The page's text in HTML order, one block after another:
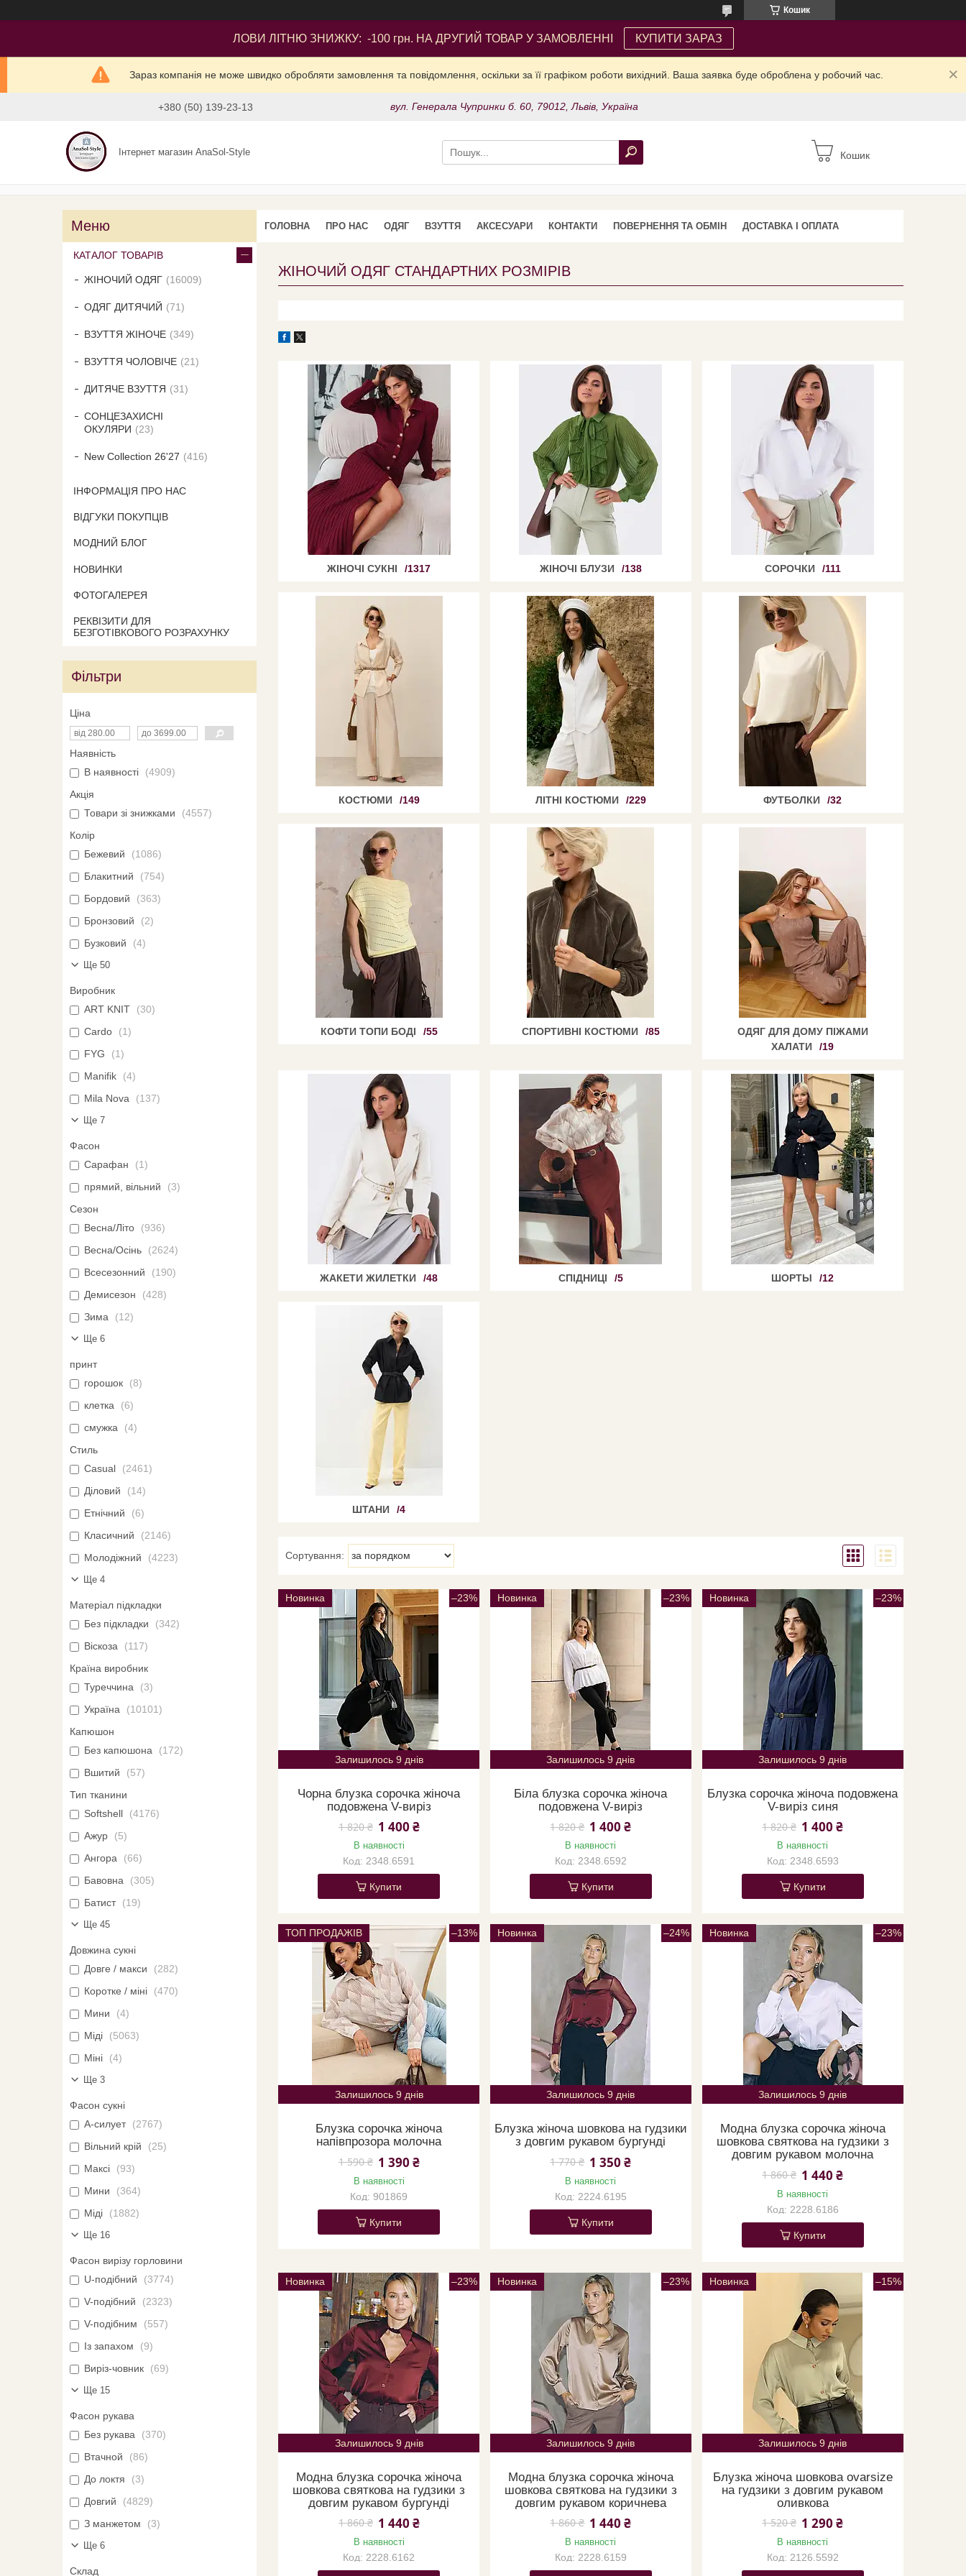
Кошик
ЛОВИ ЛІТНЮ ЗНИЖКУ: -100 грн. НА ДРУГИЙ ТОВАР У ЗАМОВЛЕННІ КУПИТИ ЗАРАЗ
Зараз компанія не може швидко обробляти замовлення та повідомлення, оскільки за її графіком роботи вихідний. Ваша заявка буде оброблена у робочий час.
+380 (50) 139-23-13 вул. Генерала Чупринки б. 60, 79012, Львів, Україна
Інтернет магазин AnaSol-Style Кошик
ГОЛОВНА ПРО НАС ОДЯГ ВЗУТТЯ АКСЕСУАРИ КОНТАКТИ ПОВЕРНЕННЯ ТА ОБМІН ДОСТАВКА І ОПЛАТА
ЖІНОЧИЙ ОДЯГ СТАНДАРТНИХ РОЗМІРІВ
ЖІНОЧІ СУКНІ 1317 ЖІНОЧІ БЛУЗИ 138 СОРОЧКИ 111
КОСТЮМИ 149 ЛІТНІ КОСТЮМИ 229 ФУТБОЛКИ 32
КОФТИ ТОПИ БОДІ 55 СПОРТИВНІ КОСТЮМИ 85
ОДЯГ ДЛЯ ДОМУ ПІЖАМИ
ХАЛАТИ
19
ЖАКЕТИ ЖИЛЕТКИ 48 СПІДНИЦІ 5 ШОРТЫ 12
ШТАНИ 4
Новинка –23%
Залишилось 9 днів
Чорна блузка сорочка жіноча
подовжена V-виріз
1 820 ₴ 1 400 ₴
В наявності
2348.6591
Купити
Новинка –23%
Залишилось 9 днів
Біла блузка сорочка жіноча
подовжена V-виріз
1 820 ₴ 1 400 ₴
В наявності
2348.6592
Купити
Новинка –23%
Залишилось 9 днів
Блузка сорочка жіноча подовжена
V-виріз синя
1 820 ₴ 1 400 ₴
В наявності
2348.6593
Купити
ТОП ПРОДАЖІВ –13%
Залишилось 9 днів
Блузка сорочка жіноча
напівпрозора молочна
1 590 ₴ 1 390 ₴
В наявності
901869
Купити
Новинка –24%
Залишилось 9 днів
Блузка жіноча шовкова на гудзики
з довгим рукавом бургунді
1 770 ₴ 1 350 ₴
В наявності
2224.6195
Купити
Новинка –23%
Залишилось 9 днів
Модна блузка сорочка жіноча
шовкова святкова на гудзики з
довгим рукавом молочна
1 860 ₴ 1 440 ₴
В наявності
2228.6186
Купити
Новинка –23%
Залишилось 9 днів
Модна блузка сорочка жіноча
шовкова святкова на гудзики з
довгим рукавом бургунді
1 860 ₴ 1 440 ₴
В наявності
2228.6162
Новинка –23%
Залишилось 9 днів
Модна блузка сорочка жіноча
шовкова святкова на гудзики з
довгим рукавом коричнева
1 860 ₴ 1 440 ₴
В наявності
2228.6159
Новинка –15%
Залишилось 9 днів
Блузка жіноча шовкова ovarsize
на гудзики з довгим рукавом
оливкова
1 520 ₴ 1 290 ₴
В наявності
2126.5592
КАТАЛОГ ТОВАРІВ
ЖІНОЧИЙ ОДЯГ 16009
ОДЯГ ДИТЯЧИЙ 71
ВЗУТТЯ ЖІНОЧЕ 349
ВЗУТТЯ ЧОЛОВІЧЕ 21
ДИТЯЧЕ ВЗУТТЯ 31
СОНЦЕЗАХИСНІ
ОКУЛЯРИ
23
New Collection 26'27 416
ІНФОРМАЦІЯ ПРО НАС
ВІДГУКИ ПОКУПЦІВ
МОДНИЙ БЛОГ
НОВИНКИ
ФОТОГАЛЕРЕЯ
РЕКВІЗИТИ ДЛЯ
БЕЗГОТІВКОВОГО РОЗРАХУНКУ
Фільтри
Ціна
Наявність
В наявності
4909
Акція
Товари зі знижками
4557
Колір
Бежевий
1086
Блакитний
754
Бордовий
363
Бронзовий
2
Бузковий
4
Ще 50
Виробник
ART KNIT
30
Cardo
1
FYG
1
Manifik
4
Mila Nova
137
Ще 7
Фасон
Сарафан
1
прямий, вільний
3
Сезон
Весна/Літо
936
Весна/Осінь
2624
Всесезонний
190
Демисезон
428
Зима
12
Ще 6
принт
горошок
8
клетка
6
смужка
4
Стиль
Casual
2461
Діловий
14
Етнічний
6
Класичний
2146
Молодіжний
4223
Ще 4
Матеріал підкладки
Без підкладки
342
Віскоза
117
Країна виробник
Туреччина
3
Україна
10101
Капюшон
Без капюшона
172
Вшитий
57
Тип тканини
Softshell
4176
Ажур
5
Ангора
66
Бавовна
305
Батист
19
Ще 45
Довжина сукні
Довге / макси
282
Коротке / міні
470
Мини
4
Міді
5063
Міні
4
Ще 3
Фасон сукні
А-силует
2767
Вільний крій
25
Максі
93
Мини
364
Міді
1882
Ще 16
Фасон вирізу горловини
U-подібний
3774
V-подібний
2323
V-подібним
557
Із запахом
9
Виріз-човник
69
Ще 15
Фасон рукава
Без рукава
370
Втачной
86
До локтя
3
Довгий
4829
З манжетом
3
Ще 6
Склад